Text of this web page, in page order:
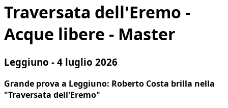
Traversata dell'Eremo -
Acque libere - Master
Leggiuno - 4 luglio 2026
Grande prova a Leggiuno: Roberto Costa brilla nella
"Traversata dell'Eremo"